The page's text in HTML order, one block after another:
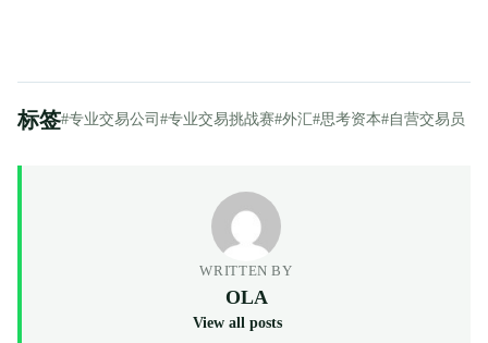
标签#专业交易公司 #专业交易挑战赛#外汇#思考资本#自营交易员
WRITTEN BY
OLA
View all posts